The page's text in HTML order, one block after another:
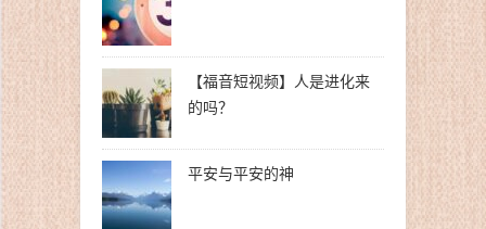
【福音短视频】人是进化来
的吗？
平安与平安的神